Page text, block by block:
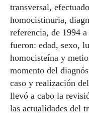
transversal,
homocistinuria,
referencia, de 1994
fueron: edad, sexo,
homocisteína y
momento del
caso y realización
llevó a cabo la
las actualidades del